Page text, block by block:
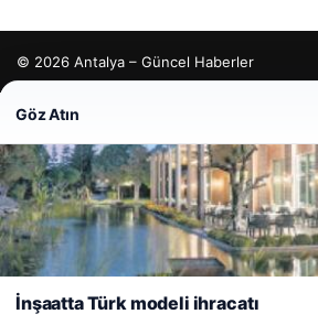
© 2026 Antalya – Güncel Haberler
Web sitemizi nasıl kullandığınızı daha iyi
deneyiminizi kişiselleştirmek ve
kullanıyoruz.
Göz Atın
İnşaatta Türk modeli ihracatı